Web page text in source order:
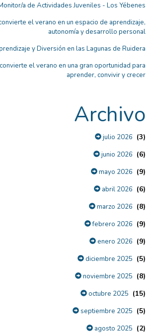
a de Actividades Juveniles - Los Yébenes
el verano en un espacio de aprendizaje,
autonomía y desarrollo personal
y Diversión en las Lagunas de Ruidera
convierte el verano en una gran oportunidad para
aprender, convivir y crecer
Archivo
julio 2026 (3)
junio 2026 (6)
mayo 2026 (9)
abril 2026 (6)
marzo 2026 (8)
febrero 2026 (9)
enero 2026 (9)
diciembre 2025 (5)
noviembre 2025 (8)
octubre 2025 (15)
septiembre 2025 (5)
agosto 2025 (2)